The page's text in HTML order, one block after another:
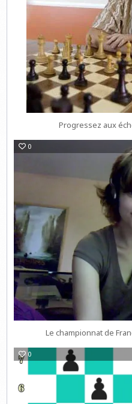
Progressez aux
0
Le championnat de
0